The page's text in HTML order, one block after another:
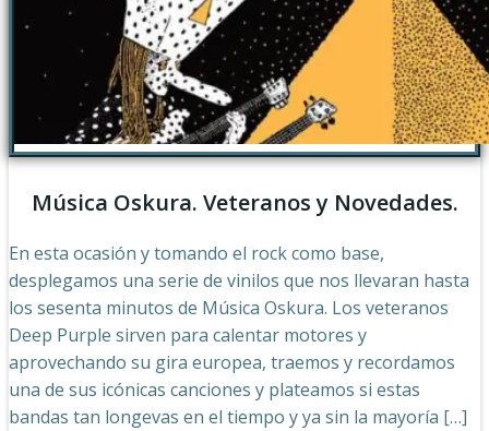
Música Oskura. Veteranos y Novedades.
En esta ocasión y tomando el rock como base,
desplegamos una serie de vinilos que nos llevaran hasta
los sesenta minutos de Música Oskura. Los veteranos
Deep Purple sirven para calentar motores y
aprovechando su gira europea, traemos y recordamos
una de sus icónicas canciones y plateamos si estas
bandas tan longevas en el tiempo y ya sin la mayoría […]